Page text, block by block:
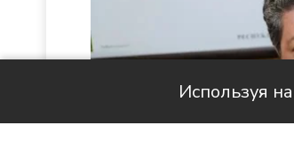
Используя